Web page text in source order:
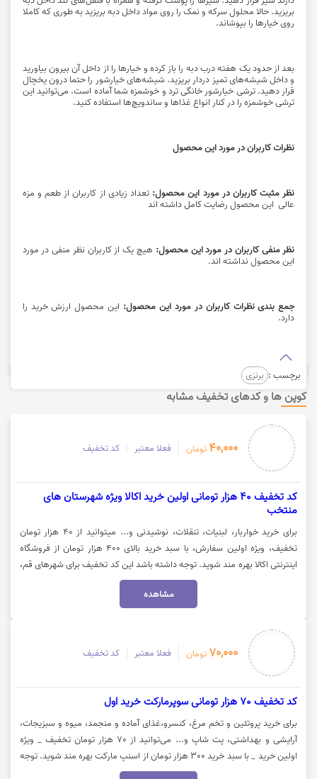
بریزید. حالا محلول سرکه و نمک را روی مواد داخل دبه بریزید به طوری که کاملا
روی خیارها را بپوشاند.
بعد از حدود یک هفته درب دبه را باز کرده و خیارها را از داخل آن بیرون بیاورید
و داخل شیشه‌های تمیز دردار بریزید. شیشه‌های خیارشور را حتما درون یخچال
قرار دهید. ترشی خیارشور خانگی ترد و خوشمزه شما آماده است. می‌توانید این
ترشی خوشمزه را در کنار انواع غذاها و ساندویچ‌ها استفاده کنید.
نظرات کاربران در مورد این محصول
نظر مثبت کاربران در مورد این محصول: تعداد زیادی از کاربران از طعم و مزه
عالی این محصول رضایت کامل داشته اند
نظر منفی کاربران در مورد این محصول: هیچ یک از کاربران نظر منفی در مورد
این محصول نداشته اند.
جمع بندی نظرات کاربران در مورد این محصول: این محصول ارزش خرید را
دارد.
برچسب : برنزی
کوپن ها و کدهای تخفیف مشابه
40,000 تومان فعلا معتبر کد تخفیف
کد تخفیف 40 هزار تومانی اولین خرید اکالا ویژه شهرستان های
منتخب
برای خرید خواربار، لبنیات، تنقلات، نوشیدنی و... میتوانید از 40 هزار تومان
تخفیف، ویژه اولین سفارش، با سبد خرید بالای 400 هزار تومان از فروشگاه
اینترنتی اکالا بهره مند شوید. توجه داشته باشد این کد تخفیف برای شهرهای قم،
کرمانشاه، همدان، تبریز، یزد، خرم آباد، بیرجند، قزوین، کاشان، سمنان، ارومیه و
مشهد فعال میباشد. جهت استفاده از تخفیف روی گزینه "خرید کنید" کلیک
مشاهده
70,000 تومان فعلا معتبر کد تخفیف
کد تخفیف 70 هزار تومانی سوپرمارکت خرید اول
برای خرید پروتئین و تخم مرغ، کنسرو،غذای آماده و منجمد، میوه و سبزیجات،
آرایشی و بهداشتی، پت شاپ و... می‌توانید از 70 هزار تومان تخفیف _ ویژه
اولین خرید _ با سبد خرید 300 هزار تومان از اسنپ مارکت بهره مند شوید. توجه
داشته باشید این کد تخفیف، برای کالاهای تخفیف نارنجی فعال نیست. جهت